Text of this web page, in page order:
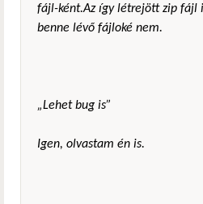
fájl-ként.Az így létrejött zip fájl
benne lévő fájloké nem.
„Lehet bug is”
Igen, olvastam én is.